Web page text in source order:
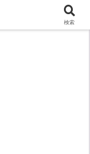
検索